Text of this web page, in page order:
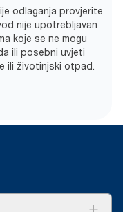
odlaganja provjerite
nije upotrebljavan
koje se ne mogu
ili posebni uvjeti
ili životinjski otpad.